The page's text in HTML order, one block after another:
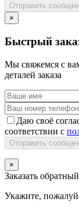
Отправить
×
Быстрый
Мы свяжемся с
деталей заказа
Даю своё
соответствии с
Отправить
×
Заказать
Укажите,